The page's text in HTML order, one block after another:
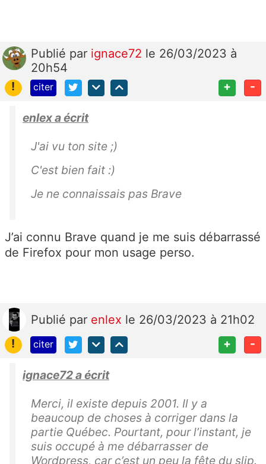
Publié par ignace72 le 26/03/2023 à
20h54
!
citer + -
enlex a écrit
J'ai vu ton site ;)
C'est bien fait :)
Je ne connaissais pas Brave
J’ai connu Brave quand je me suis débarrassé
de Firefox pour mon usage perso.
Publié par enlex le 26/03/2023 à 21h02
!
citer + -
ignace72 a écrit
Merci, il existe depuis 2001. Il y a
beaucoup de choses à corriger dans la
partie Québec. Pourtant, pour l’instant, je
suis occupé à me débarrasser de
Wordpress, car c’est un peu la fête du slip.